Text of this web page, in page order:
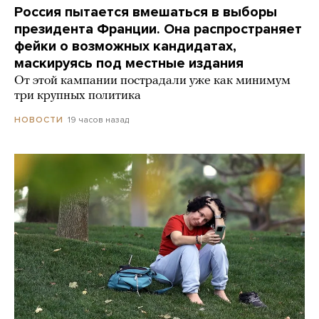
Россия пытается вмешаться в выборы
президента Франции. Она распространяет
фейки о возможных кандидатах,
маскируясь под местные издания
От этой кампании пострадали уже как минимум
три крупных политика
НОВОСТИ 19 часов назад